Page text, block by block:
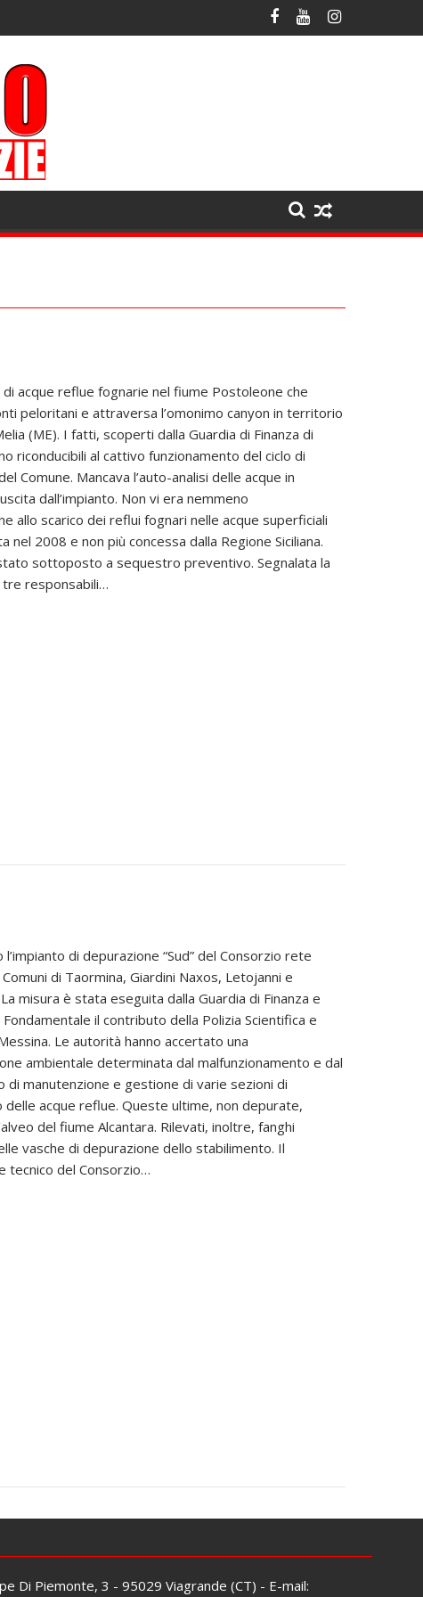
acque reflue fognarie nel fiume Postoleone che
peloritani e attraversa l’omonimo canyon in territorio
(ME). I fatti, scoperti dalla Guardia di Finanza di
riconducibili al cattivo funzionamento del ciclo di
Comune. Mancava l’auto-analisi delle acque in
dall’impianto. Non vi era nemmeno
allo scarico dei reflui fognari nelle acque superficiali
nel 2008 e non più concessa dalla Regione Siciliana.
sottoposto a sequestro preventivo. Segnalata la
responsabili…
di depurazione “Sud” del Consorzio rete
di Taormina, Giardini Naxos, Letojanni e
misura è stata eseguita dalla Guardia di Finanza e
Fondamentale il contributo della Polizia Scientifica e
Le autorità hanno accertato una
ambientale determinata dal malfunzionamento e dal
di manutenzione e gestione di varie sezioni di
acque reflue. Queste ultime, non depurate,
del fiume Alcantara. Rilevati, inoltre, fanghi
vasche di depurazione dello stabilimento. Il
tecnico del Consorzio…
Di Piemonte, 3 - 95029 Viagrande (CT) - E-mail: